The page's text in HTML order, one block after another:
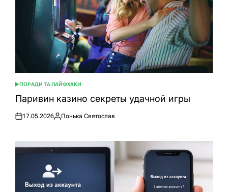
ОПУБЛІКУВАТИ
У
ПОРАДИ ТА ЛАЙФХАКИ
Паривин казино секреты удачной игры
Оприлюднено
17.05.2026
Опубліковано
Понька Святослав